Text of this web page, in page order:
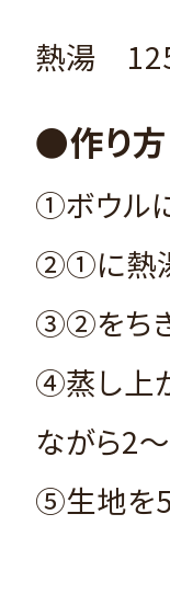
熱湯
●作り方
①ボウル
②①に熱湯
③②をちぎ
④蒸し上
ながら2
⑤生地を5